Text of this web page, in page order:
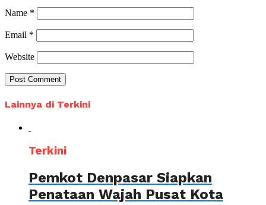
Name *
Email *
Website
Lainnya di Terkini
Terkini
Pemkot Denpasar Siapkan
Penataan Wajah Pusat Kota